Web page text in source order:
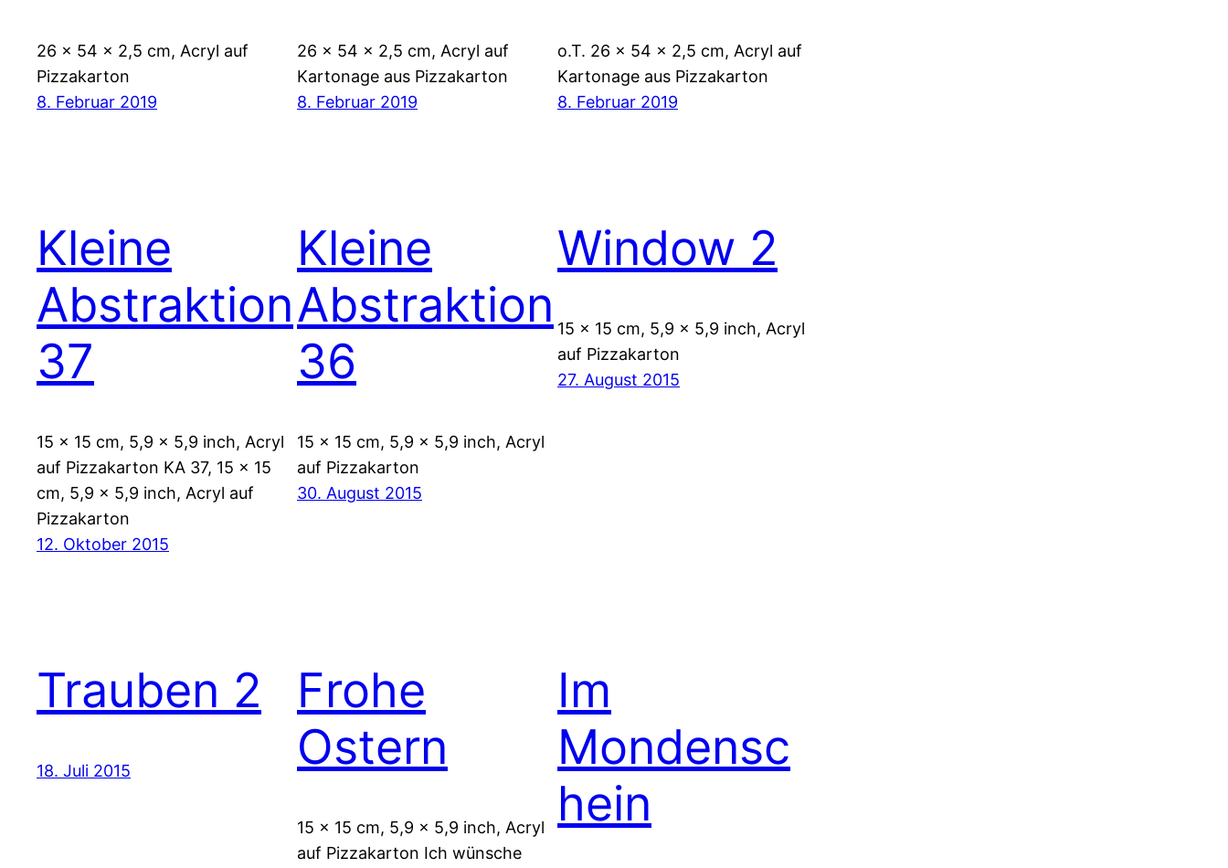
26 x 54 x 2,5 cm, Acryl auf
Pizzakarton
8. Februar 2019
26 x 54 x 2,5 cm, Acryl auf
Kartonage aus Pizzakarton
8. Februar 2019
o.T. 26 x 54 x 2,5 cm, Acryl auf
Kartonage aus Pizzakarton
8. Februar 2019
Kleine
Abstraktion
37
15 x 15 cm, 5,9 x 5,9 inch, Acryl
auf Pizzakarton KA 37, 15 x 15
cm, 5,9 x 5,9 inch, Acryl auf
Pizzakarton
12. Oktober 2015
Kleine
Abstraktion
36
15 x 15 cm, 5,9 x 5,9 inch, Acryl
auf Pizzakarton
30. August 2015
Window 2
15 x 15 cm, 5,9 x 5,9 inch, Acryl
auf Pizzakarton
27. August 2015
Trauben 2
18. Juli 2015
Frohe
Ostern
15 x 15 cm, 5,9 x 5,9 inch, Acryl
auf Pizzakarton Ich wünsche
Im
Mondensc
hein